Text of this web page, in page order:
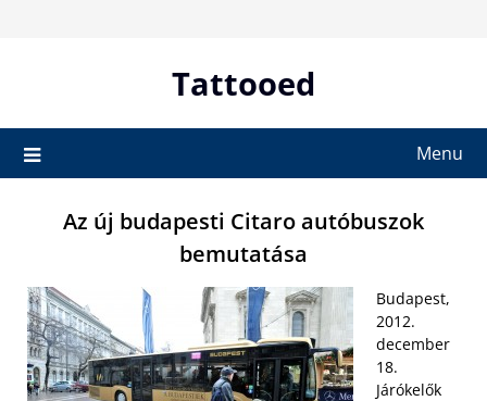
Tattooed
Menu
Az új budapesti Citaro autóbuszok
bemutatása
Budapest,
2012.
december
18.
Járókelők